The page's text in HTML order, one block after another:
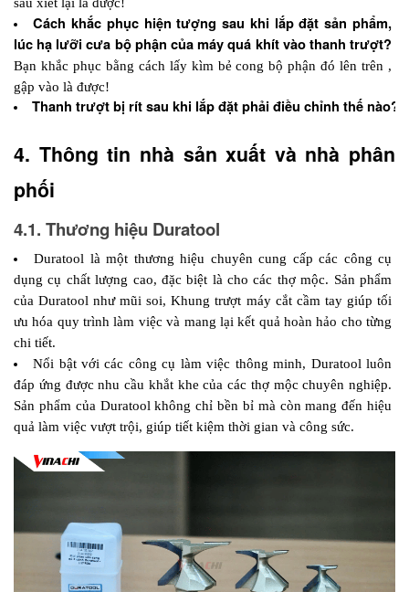
Cách khắc phục hiện tượng sau khi lắp đặt sản phẩm,
lúc hạ lưỡi cưa bộ phận của máy quá khít vào thanh trượt?
Bạn khắc phục bằng cách lấy kìm bẻ cong bộ phận đó lên trên ,
gập vào là được!
Thanh trượt bị rít sau khi lắp đặt phải điều chỉnh thế nào?
4. Thông tin nhà sản xuất và nhà phân
phối
4.1. Thương hiệu Duratool
Duratool là một thương hiệu chuyên cung cấp các công cụ
dụng cụ chất lượng cao, đặc biệt là cho các thợ mộc. Sản phẩm
của Duratool như mũi soi, Khung trượt máy cắt cầm tay giúp tối
ưu hóa quy trình làm việc và mang lại kết quả hoàn hảo cho từng
chi tiết.
Nổi bật với các công cụ làm việc thông minh, Duratool luôn
đáp ứng được nhu cầu khắt khe của các thợ mộc chuyên nghiệp.
Sản phẩm của Duratool không chỉ bền bỉ mà còn mang đến hiệu
quả làm việc vượt trội, giúp tiết kiệm thời gian và công sức.